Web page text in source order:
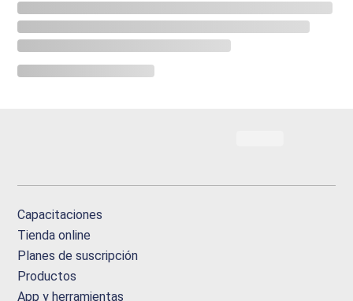
Capacitaciones
Tienda online
Planes de suscripción
Productos
App y herramientas